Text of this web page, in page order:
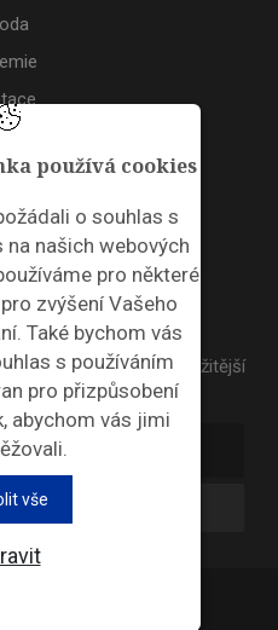
používá cookies
o souhlas s
našich webových
pro některé
zvýšení Vašeho
Také bychom vás
s používáním
pro přizpůsobení
abychom vás jimi
vše
PLASTY
zasílat ty nejdůležitější
1x týdně.